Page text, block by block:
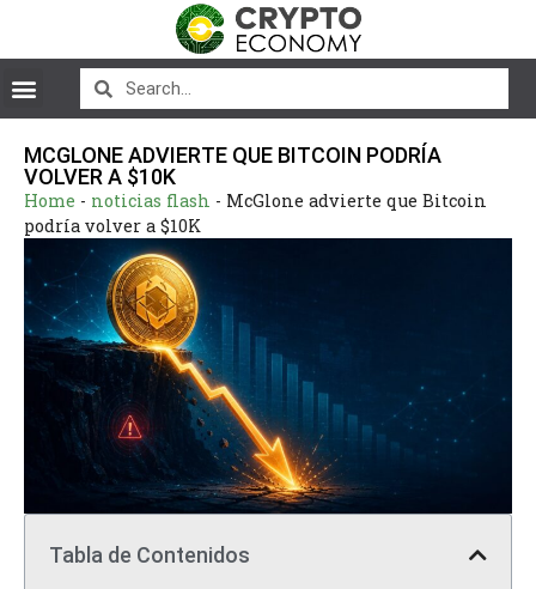
MCGLONE ADVIERTE QUE BITCOIN PODRÍA
VOLVER A $10K
Home - noticias flash - McGlone advierte que Bitcoin
podría volver a $10K
Tabla de Contenidos